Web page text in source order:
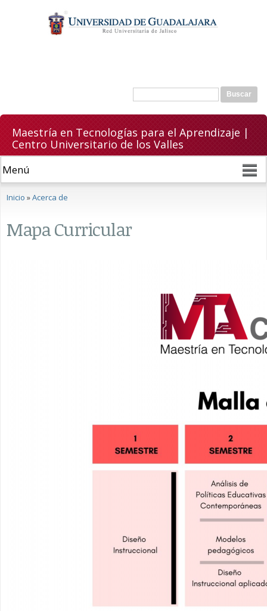
contenido
principal
Formulario de búsqueda
Buscar
Maestría en Tecnologías para el Aprendizaje |
Centro Universitario de los Valles
Se encuentra usted aquí
Inicio »Acerca de
Mapa Curricular